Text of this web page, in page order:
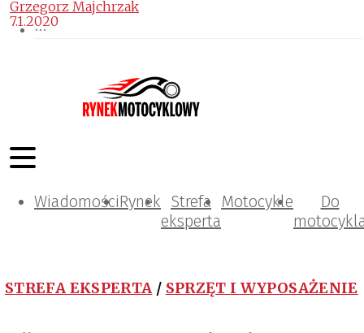
WiadomościRynek Strefa
eksperta
Motocykle
Do
STREFA EKSPERTA / SPRZĘT I WYPOSAŻENIE
Grzegorz Majchrzak
7.1.2020